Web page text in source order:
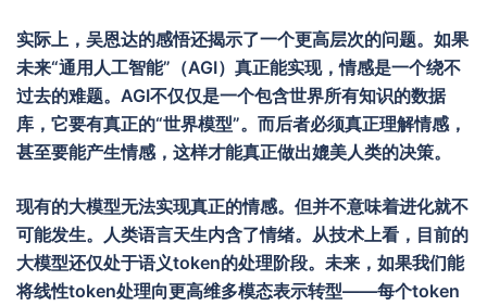
实际上，吴恩达的感悟还揭示了一个更高层次的问题。如果
未来“通用人工智能” （AGI）真正能实现，情感是一个绕不
过去的难题。 AGI不仅仅是一个包含世界所有知识的数据
库，它要有真正的“世界模型”。而后者必须真正理解情感，
甚至要能产生情感，这样才能真正做出媲美人类的决策。
现有的大模型无法实现真正的情感。但并不意味着进化就不
可能发生。人类语言天生内含了情绪。从技术上看，目前的
大模型还仅处于语义token的处理阶段。未来，如果我们能
将线性token处理向更高维多模态表示转型——每个token